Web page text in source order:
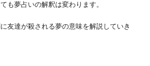
も夢占いの解釈は変わります。
友達が殺される夢の意味を解説していき